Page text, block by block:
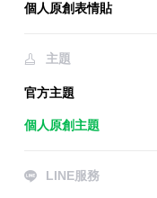
個人原創表情貼
主題
官方主題
個人原創主題
LINE服務